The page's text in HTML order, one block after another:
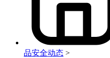
品安全动态 >